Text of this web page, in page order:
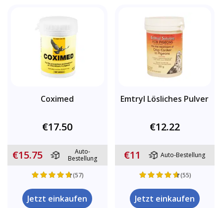
Coximed
€17.50
€15.75
Auto-
Bestellung
(57)
Jetzt einkaufen
Emtryl Lösliches Pulver
€12.22
€11 Auto-Bestellung
(55)
Jetzt einkaufen